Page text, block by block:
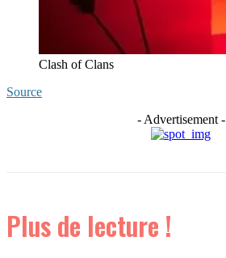
Clash of Clans
Source
- Advertisement -
Plus de lecture !